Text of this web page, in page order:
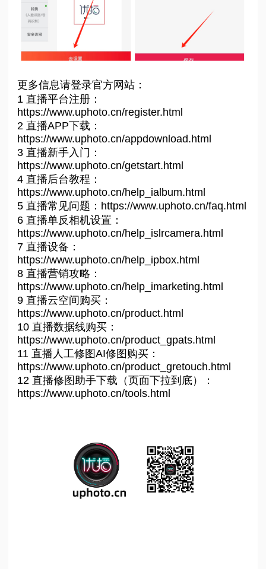
更多信息请登录官方网站：
1 直播平台注册：
https://www.uphoto.cn/register.html
2 直播APP下载：
https://www.uphoto.cn/appdownload.html
3 直播新手入门：
https://www.uphoto.cn/getstart.html
4 直播后台教程：
https://www.uphoto.cn/help_ialbum.html
5 直播常见问题：https://www.uphoto.cn/faq.html
6 直播单反相机设置：
https://www.uphoto.cn/help_islrcamera.html
7 直播设备：
https://www.uphoto.cn/help_ipbox.html
8 直播营销攻略：
https://www.uphoto.cn/help_imarketing.html
9 直播云空间购买：
https://www.uphoto.cn/product.html
10 直播数据线购买：
https://www.uphoto.cn/product_gpats.html
11 直播人工修图AI修图购买：
https://www.uphoto.cn/product_gretouch.html
12 直播修图助手下载（页面下拉到底）：
https://www.uphoto.cn/tools.html